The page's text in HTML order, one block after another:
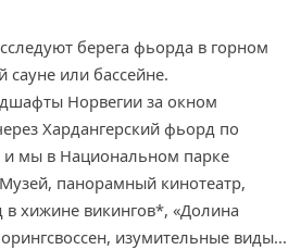
берега фьорда в горном
сауне или бассейне.
Норвегии за окном
Хардангерский фьорд по
и мы в Национальном парке
панорамный кинотеатр,
хижине викингов*, «Долина
изумительные виды...